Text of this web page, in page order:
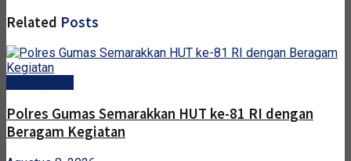
Related Posts
Polres Gumas Semarakkan HUT ke-81 RI dengan
Beragam Kegiatan